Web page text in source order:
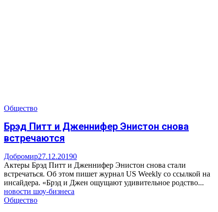
Общество
Брэд Питт и Дженнифер Энистон снова
встречаются
Добромир27.12.20190
Актеры Брэд Питт и Дженнифер Энистон снова стали
встречаться. Об этом пишет журнал US Weekly со ссылкой на
инсайдера. «Брэд и Джен ощущают удивительное родство...
новости шоу-бизнеса
Общество